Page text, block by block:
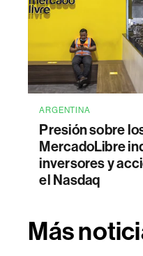
ARGENTINA
Presión sobre
MercadoLibre
inversores y
el Nasdaq
Más